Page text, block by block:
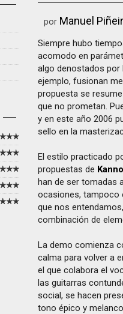
por Manuel
Siempre hubo
acomodo en
algo denostados
ejemplo, fusionan
propuesta se
que no prometan.
y en este año 2006
sello en la
El estilo practicado
propuestas de
han de ser tomadas
ocasiones, tampoco
que nos
combinación de
La demo comienza
calma para volver a
el que colabora el
las guitarras
social, se hacen
tono épico y